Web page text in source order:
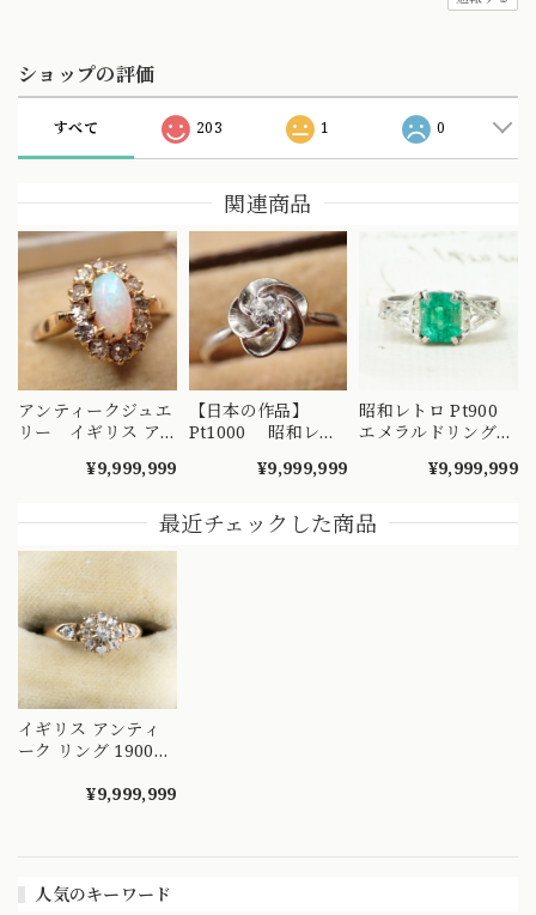
人気のキーワード
ショップの評価
すべて 203 1 0
関連商品
アンティークジュエ
リー イギリス ア
エッジ技法 クラス
イン リング K18 オ
パール ダイヤモン
ド 〜オパールとダ
イヤのお花の様なデ
ザイン〜 DR00689
¥9,999,999
【日本の作品】
Pt1000 昭和レト
リング 捻り梅
り 吉祥文様 ～
楚々とした可憐な華
¥9,999,999
昭和レトロ Pt900
エメラルドリング
トカット ダイヤモ
テージジュエリー
～顔まで美しい ト
¥9,999,999
最近チェックした商品
イギリス アンティ
ーク リング 1900年
ドカットダイヤモン
¥9,999,999